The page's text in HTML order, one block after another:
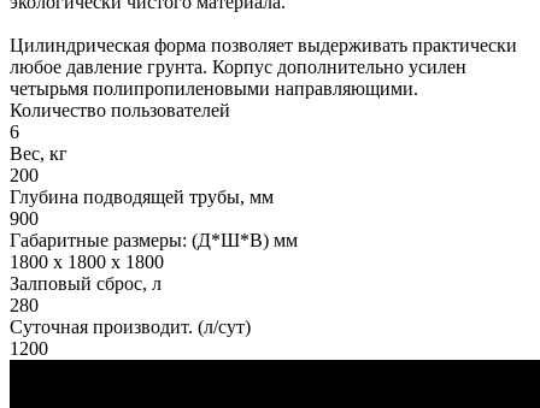
Цилиндрическая форма позволяет выдерживать практически
любое давление грунта. Корпус дополнительно усилен
четырьмя полипропиленовыми направляющими.
Количество пользователей
6
Вес, кг
200
Глубина подводящей трубы, мм
900
Габаритные размеры: (Д*Ш*В) мм
1800 x 1800 x 1800
Залповый сброс, л
280
Суточная производит. (л/сут)
1200